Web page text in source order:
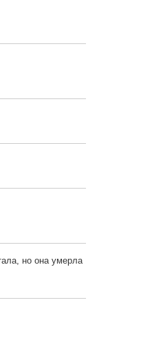
но она умерла